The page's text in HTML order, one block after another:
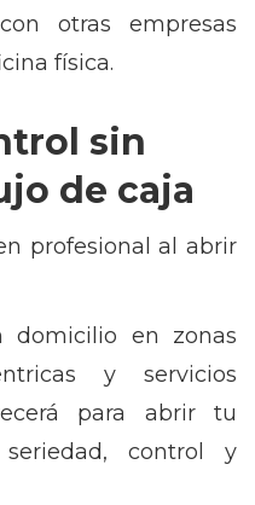
otras empresas
física.
sin
de caja
profesional al abrir
domicilio en zonas
y servicios
para abrir tu
control y